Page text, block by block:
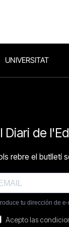
UNIVERSITAT